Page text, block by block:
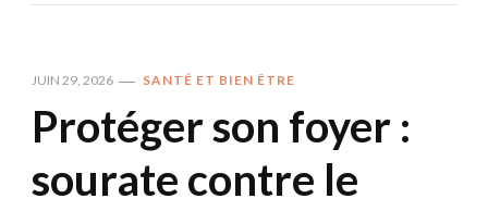
JUIN 29, 2026 SANTÉ ET BIEN ÊTRE
Protéger son foyer :
sourate contre le